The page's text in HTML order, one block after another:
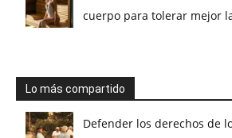
cuerpo para tolerar mejor
Lo más compartido
Defender los derechos de